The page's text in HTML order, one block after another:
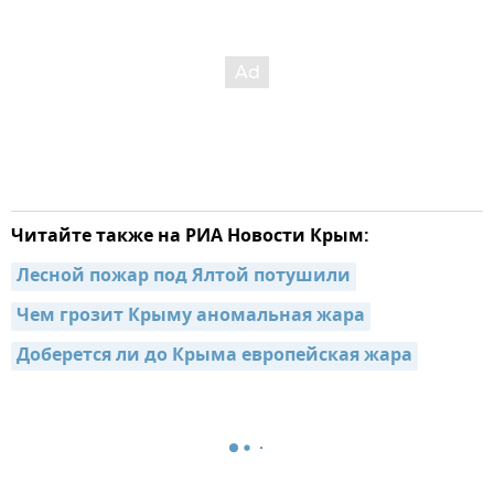
Читайте также на РИА Новости Крым:
Лесной пожар под Ялтой потушили
Чем грозит Крыму аномальная жара
Доберется ли до Крыма европейская жара